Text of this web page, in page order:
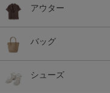
アウター
バッグ
シューズ